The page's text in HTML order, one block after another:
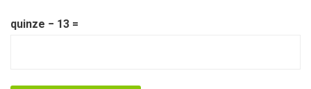
quinze − 13 =